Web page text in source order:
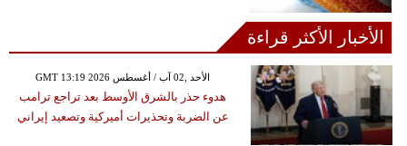
الأخبار الأكثر قراءة
GMT 13:19 2026 الأحد ,02 آب / أغسطس
هدوء حذر بالشرق الأوسط بعد تراجع ترامب
عن الضربة وتحذيرات أميركية وتصعيد إيراني